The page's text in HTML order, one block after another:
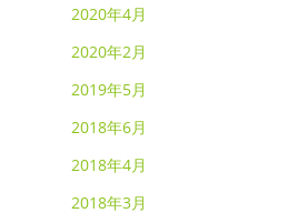
2020年4月
2020年2月
2019年5月
2018年6月
2018年4月
2018年3月